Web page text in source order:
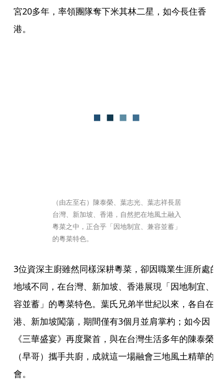
宮20多年，率領團隊奪下米其林二星，如今長住香
港。
（由左至右）陳泰榮、葉志光、葉志祥長居
台灣、新加坡、香港，自然把在地風土融入
粵菜之中，正合乎「因地制宜、兼容並蓄」
的粵菜特色。
3位資深主廚雖然同樣深耕粵菜，卻因職業生涯所處
地域不同，在台灣、新加坡、香港展現「因地制宜、
容並蓄」的粵菜特色。葉氏兄弟半世紀以來，各自在
港、新加坡闖蕩，期間僅有3個月並肩掌杓；如今因
《三華盛宴》再度聚首，與在台灣生活多年的陳泰榮
（早哥）攜手共廚，成就這一場融會三地風土精華的
會。